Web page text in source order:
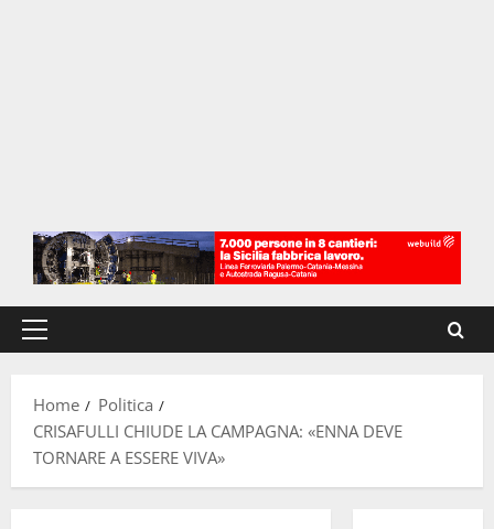
Menu
Home
Politica
CRISAFULLI CHIUDE LA CAMPAGNA: «ENNA DEVE
TORNARE A ESSERE VIVA»